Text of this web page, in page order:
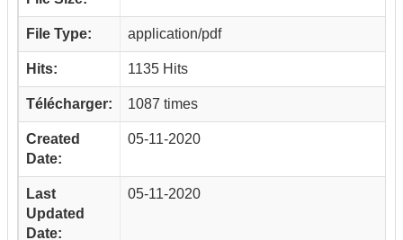
File Type: application/pdf
Hits: 1135 Hits
Télécharger: 1087 times
Created
Date:
05-11-2020
Last
Updated
Date:
05-11-2020